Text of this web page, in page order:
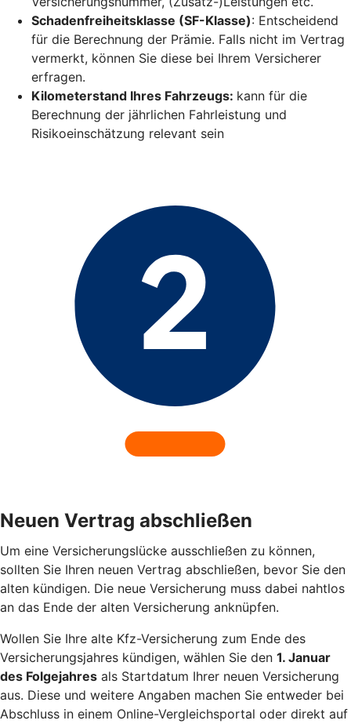
Schadenfreiheitsklasse (SF-Klasse): Entscheidend
für die Berechnung der Prämie. Falls nicht im Vertrag
vermerkt, können Sie diese bei Ihrem Versicherer
erfragen.
Kilometerstand Ihres Fahrzeugs: kann für die
Berechnung der jährlichen Fahrleistung und
Risikoeinschätzung relevant sein
Neuen Vertrag abschließen
Um eine Versicherungslücke ausschließen zu können,
sollten Sie Ihren neuen Vertrag abschließen, bevor Sie den
alten kündigen. Die neue Versicherung muss dabei nahtlos
an das Ende der alten Versicherung anknüpfen.
Wollen Sie Ihre alte Kfz-Versicherung zum Ende des
Versicherungsjahres kündigen, wählen Sie den 1. Januar
des Folgejahres als Startdatum Ihrer neuen Versicherung
aus. Diese und weitere Angaben machen Sie entweder bei
Abschluss in einem Online-Vergleichsportal oder direkt auf